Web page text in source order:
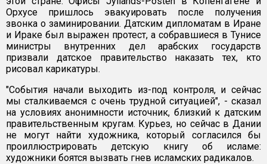
Орхусе пришлось эвакуировать после получения
звонка о заминировании. Датским дипломатам в Иране
и Ираке был выражен протест, а собравшиеся в Тунисе
министры внутренних дел арабских государств
призвали датское правительство наказать тех, кто
рисовал карикатуры.
"События начали выходить из-под контроля, и сейчас
мы сталкиваемся с очень трудной ситуацией", - сказал
на условиях анонимности источник, близкий к датским
правительственным кругам. Курьез, но сейчас в Дании
не могут найти художника, который согласился бы
проиллюстрировать детскую книгу об исламе:
художники боятся вызвать гнев исламских радикалов.